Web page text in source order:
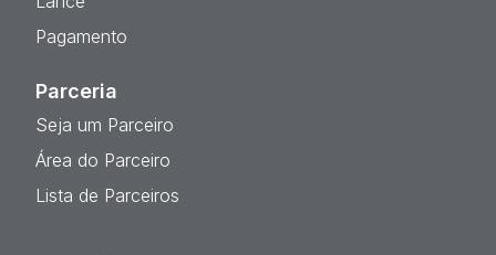
Pagamento
Parceria
Seja um Parceiro
Área do Parceiro
Lista de Parceiros